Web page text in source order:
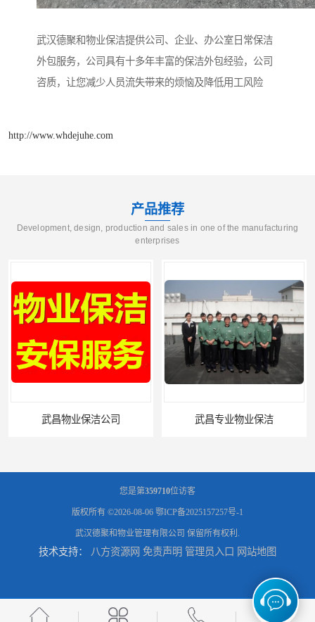
武汉德聚和物业保洁提供公司、企业、办公室日常保洁
外包服务，公司具有十多年丰富的保洁外包经验，公司
咨质，让您减少人员流失带来的烦恼及降低用工风险
http://www.whdejuhe.com
产品推荐
Development, design, production and sales in one of the manufacturing
enterprises
武昌专业物业保洁
武汉办公写字楼保洁外包
您是第359710位访客
版权所有 ©2026-08-06 鄂ICP备2025157257号-1
武汉德聚和物业管理有限公司 保留所有权利.
技术支持： 八方资源网 免责声明 管理员入口 网站地图